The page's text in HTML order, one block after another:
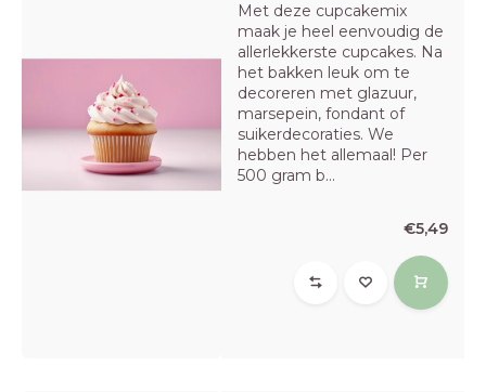
Met deze cupcakemix
maak je heel eenvoudig de
allerlekkerste cupcakes. Na
het bakken leuk om te
decoreren met glazuur,
marsepein, fondant of
suikerdecoraties. We
hebben het allemaal! Per
500 gram b...
€5,49